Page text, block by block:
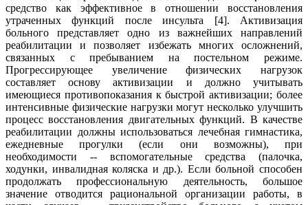
средство как эффективное в отношении восстановления
утраченных функций после инсульта [4]. Активизация
больного представляет одно из важнейших направлений
реабилитации и позволяет избежать многих осложнений,
связанных с пребыванием на постельном режиме.
Прогрессирующее увеличение физических нагрузок
составляет основу активизации и должно учитывать
имеющиеся противопоказания к быстрой активизации; более
интенсивные физические нагрузки могут несколько улучшить
процесс восстановления двигательных функций. В качестве
реабилитации должны использоваться лечебная гимнастика,
ежедневные прогулки (если они возможны), при
необходимости -- вспомогательные средства (палочка,
ходунки, инвалидная коляска и др.). Если больной способен
продолжать профессиональную деятельность, большое
значение отводится рациональной организации работы, в